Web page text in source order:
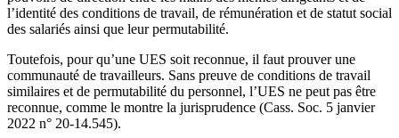
l’identité des conditions de travail, de rémunération et de statut social
des salariés ainsi que leur permutabilité.
Toutefois, pour qu’une UES soit reconnue, il faut prouver une
communauté de travailleurs. Sans preuve de conditions de travail
similaires et de permutabilité du personnel, l’UES ne peut pas être
reconnue, comme le montre la jurisprudence (Cass. Soc. 5 janvier
2022 n° 20-14.545).